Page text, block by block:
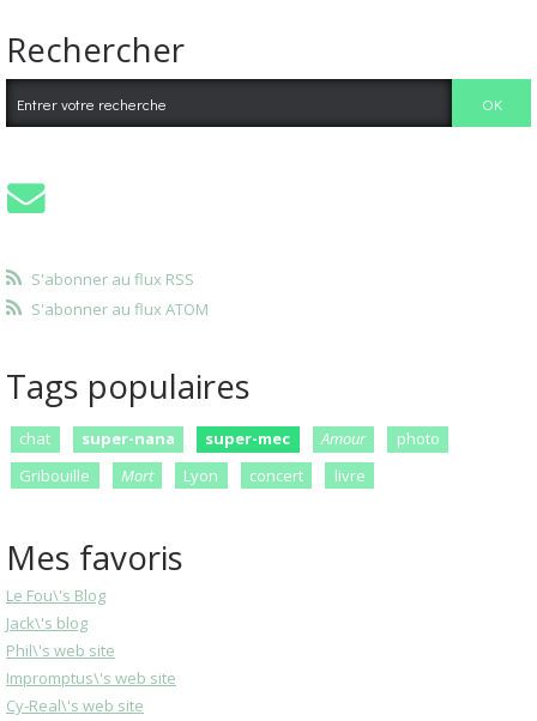
Rechercher
S'abonner au flux RSS
S'abonner au flux ATOM
Tags populaires
chat super-nana super-mec Amour
photo
Gribouille
Mort Lyon concert livre
Mes favoris
Le Fou\'s Blog
Jack\'s blog
Phil\'s web site
Impromptus\'s web site
Cy-Real\'s web site